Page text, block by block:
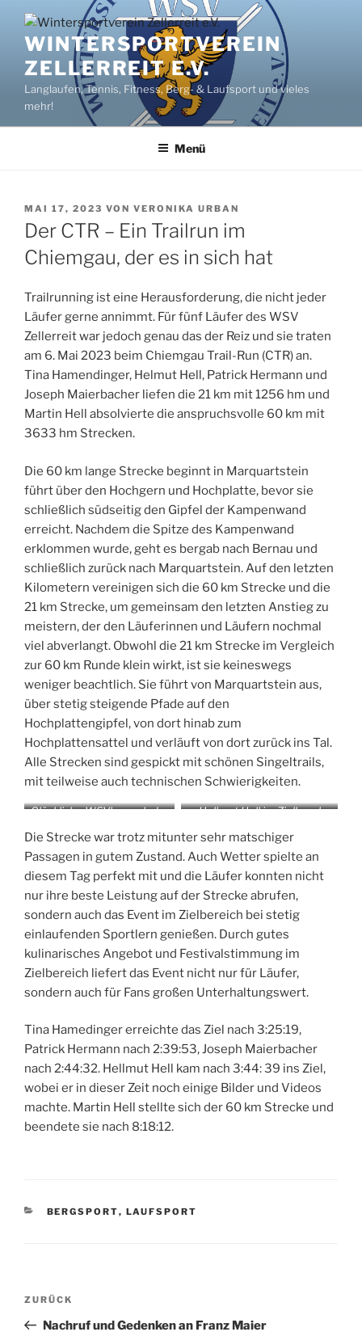
Inhalt
springenWINTERSPORTVEREIN
ZELLERREIT E.V.
Langlaufen, Tennis, Fitness, Berg- & Laufsport und vieles
mehr!
Menü
VERÖFFENTLICHT
AM
MAI 17, 2023 VON VERONIKA URBAN
Der CTR – Ein Trailrun im
Chiemgau, der es in sich hat
Trailrunning ist eine Herausforderung, die nicht jeder
Läufer gerne annimmt. Für fünf Läufer des WSV
Zellerreit war jedoch genau das der Reiz und sie traten
am 6. Mai 2023 beim Chiemgau Trail-Run (CTR) an.
Tina Hamendinger, Helmut Hell, Patrick Hermann und
Joseph Maierbacher liefen die 21 km mit 1256 hm und
Martin Hell absolvierte die anspruchsvolle 60 km mit
3633 hm Strecken.
Die 60 km lange Strecke beginnt in Marquartstein
führt über den Hochgern und Hochplatte, bevor sie
schließlich südseitig den Gipfel der Kampenwand
erreicht. Nachdem die Spitze des Kampenwand
erklommen wurde, geht es bergab nach Bernau und
schließlich zurück nach Marquartstein. Auf den letzten
Kilometern vereinigen sich die 60 km Strecke und die
21 km Strecke, um gemeinsam den letzten Anstieg zu
meistern, der den Läuferinnen und Läufern nochmal
viel abverlangt. Obwohl die 21 km Strecke im Vergleich
zur 60 km Runde klein wirkt, ist sie keineswegs
weniger beachtlich. Sie führt von Marquartstein aus,
über stetig steigende Pfade auf den
Hochplattengipfel, von dort hinab zum
Hochplattensattel und verläuft von dort zurück ins Tal.
Alle Strecken sind gespickt mit schönen Singeltrails,
mit teilweise auch technischen Schwierigkeiten.
3, 2, 1 … Start! Martin Hell
Kilometer Strecke
Das wichtigste im Ziel: Die
Glückliche WSVler nach dem
Hellmut Hell im Zielkanal
Die Strecke war trotz mitunter sehr matschiger
Passagen in gutem Zustand. Auch Wetter spielte an
diesem Tag perfekt mit und die Läufer konnten nicht
nur ihre beste Leistung auf der Strecke abrufen,
sondern auch das Event im Zielbereich bei stetig
einlaufenden Sportlern genießen. Durch gutes
kulinarisches Angebot und Festivalstimmung im
Zielbereich liefert das Event nicht nur für Läufer,
sondern auch für Fans großen Unterhaltungswert.
Tina Hamedinger erreichte das Ziel nach 3:25:19,
Patrick Hermann nach 2:39:53, Joseph Maierbacher
nach 2:44:32. Hellmut Hell kam nach 3:44: 39 ins Ziel,
wobei er in dieser Zeit noch einige Bilder und Videos
machte. Martin Hell stellte sich der 60 km Strecke und
beendete sie nach 8:18:12.
KATEGORIEN
BERGSPORT, LAUFSPORT
Beitragsnavigation
Vorheriger
Beitrag
ZURÜCK
Nachruf und Gedenken an Franz Maier